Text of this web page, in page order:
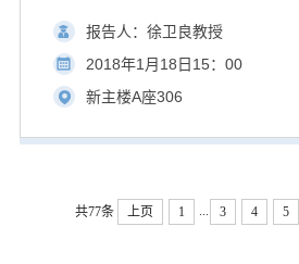
报告人：徐卫良教授
2018年1月18日15：00
新主楼A座306
共77条 上页 1 3 4 5